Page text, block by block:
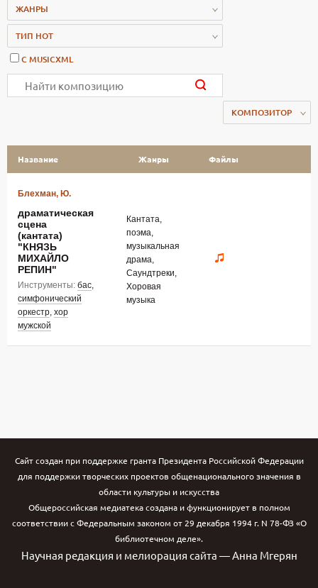
КОМПОЗИТОР
ЖАНРЫ
ТИП НОТ
С MUSICXML
Название Жанры Файлы
Блехман, Ю.
драматическая
сцена
(кантата)
"КНЯЗЬ
МИХАЙЛО
РЕПИН"
Инструменты: бас,
симфонический
оркестр, хор
мужской
Кантата,
поэма,
музыкальная
драма,
Саундтреки,
Хоровая
музыка
Сайт создан при поддержке гранта Президента Российской Федерации
для поддержки творческих проектов общенационального значения в
области культуры и искусства
Общероссийская медиатека создана и функционирует в полном
соответствии с Федеральным законом от 29 декабря 1994 г. N 78-ФЗ «О
библиотечном деле».
Научная редакция и мелиорация сайта — Анна Мгерян